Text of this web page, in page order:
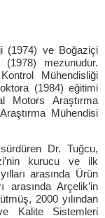
(1974) ve Boğaziçi
mezunudur.
Mühendisliği
(1984) eğitimi
Motors Araştırma
Mühendisi
Dr. Tuğcu,
kurucu ve ilk
arasında Ürün
Arçelik’in
2000 yılından
Kalite Sistemleri